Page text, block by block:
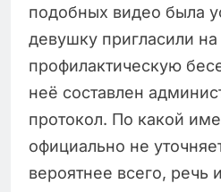
подобных видео была
девушку пригласили на
профилактическую
неё составлен
протокол. По какой
официально не
вероятнее всего, речь